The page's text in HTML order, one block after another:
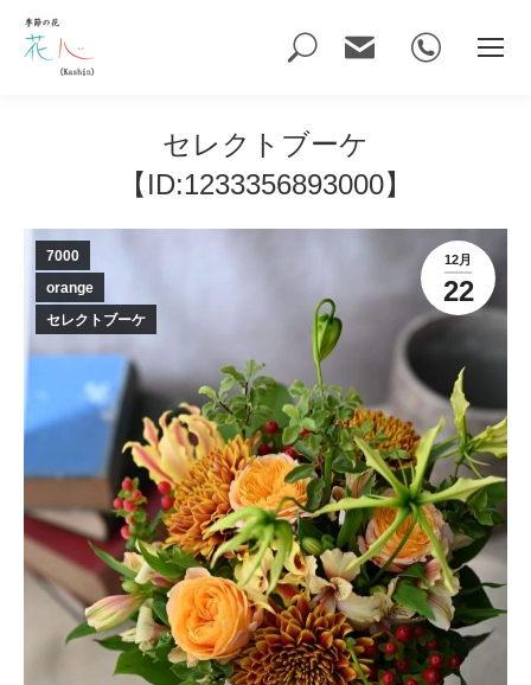
Search:
セレクトブーケ
【ID:1233356893000】
12月
22
7000
orange
セレクトブーケ